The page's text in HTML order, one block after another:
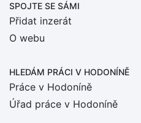
SPOJTE SE SÁMI
Přidat inzerát
O webu
HLEDÁM PRÁCI V HODONÍNĚ
Práce v Hodoníně
Úřad práce v Hodoníně